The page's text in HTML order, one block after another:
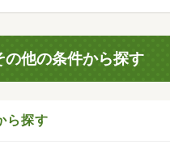
の他の条件から探す
ら探す